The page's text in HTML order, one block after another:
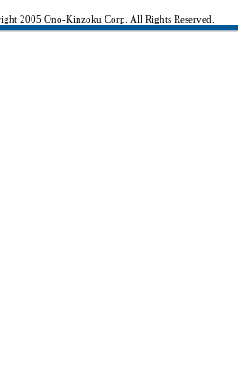
2005 Ono-Kinzoku Corp. All Rights Reserved.